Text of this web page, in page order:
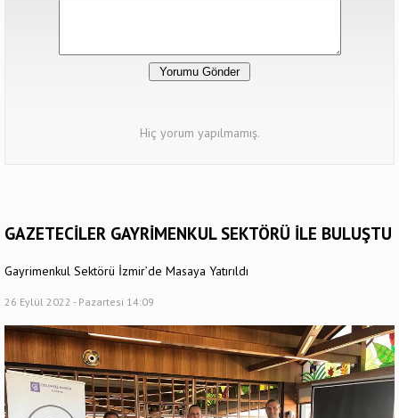
Hiç yorum yapılmamış.
GAZETECİLER GAYRİMENKUL SEKTÖRÜ İLE BULUŞTU
Gayrimenkul Sektörü İzmir’de Masaya Yatırıldı
26 Eylül 2022 - Pazartesi 14:09